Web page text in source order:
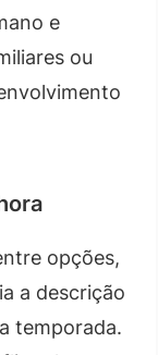
e
ou
opções,
a descrição
temporada.